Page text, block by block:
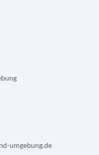
umgebung.de